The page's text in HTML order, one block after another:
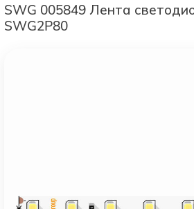
SWG 005849 Лента
SWG2P80